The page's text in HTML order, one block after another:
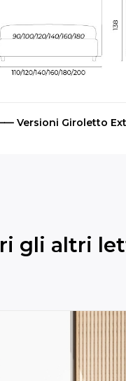
Versioni Giroletto
gli altri